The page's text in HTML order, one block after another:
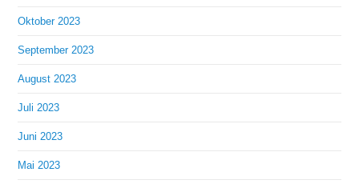
Oktober 2023
September 2023
August 2023
Juli 2023
Juni 2023
Mai 2023